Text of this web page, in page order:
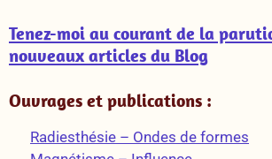
Tenez-moi au courant de la
nouveaux articles du Blog
Ouvrages et publications :
Radiesthésie – Ondes de formes